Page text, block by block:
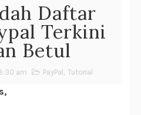
Daftar
Terkini
Betul
am PayPal Tutorial